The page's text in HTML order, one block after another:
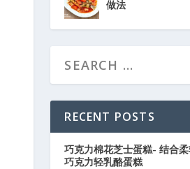
做法
RECENT POSTS
巧克力棉花芝士蛋糕- 结合
巧克力轻乳酪蛋糕